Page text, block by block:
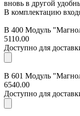
вновь в другой
В комплектацию
В 400 Модуль
5110.00
Доступно для
В 601 Модуль
6540.00
Доступно для